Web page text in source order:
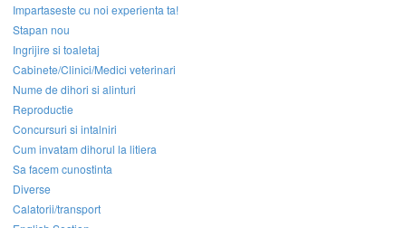
Impartaseste cu noi experienta ta!
Stapan nou
Ingrijire si toaletaj
Cabinete/Clinici/Medici veterinari
Nume de dihori si alinturi
Reproductie
Concursuri si intalniri
Cum invatam dihorul la litiera
Sa facem cunostinta
Diverse
Calatorii/transport